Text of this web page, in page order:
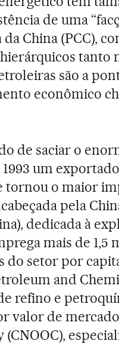
de uma
China (PCC),
tanto
são a
econômico
de saciar o
1993 um
tornou o maior
pela
dedicada à
mais de 1,5
do setor por
and
refino e
valor de